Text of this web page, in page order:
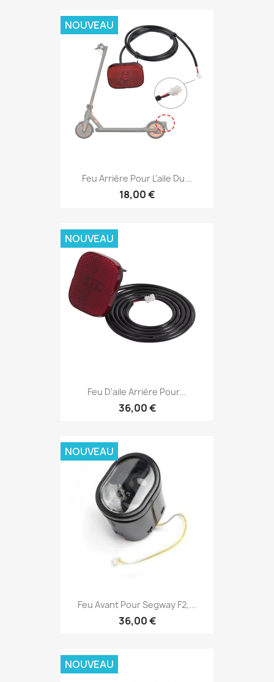
Feu Arrière Pour L'aile Du...
18,00 €
NOUVEAU
Feu D'aile Arrière Pour...
36,00 €
NOUVEAU
Feu Avant Pour Segway F2,...
36,00 €
NOUVEAU
NOUVEAU